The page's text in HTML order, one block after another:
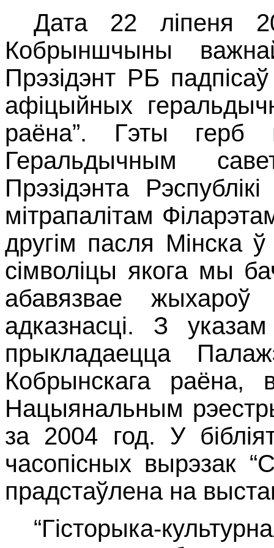
Дата 22 ліпеня
Кобрыншчыны
Прэзідэнт РБ
афіцыйных
раёна”. Гэты герб
Геральдычным
Прэзідэнта
мітрапалітам
другім пасля Мінска
сімволіцы якога мы
абавязвае
адказнасці. З
прыкладаецца
Кобрынскага
Нацыянальным
за 2004 год. У
часопісных вырэзак
прадстаўлена на
“Гісторыка-